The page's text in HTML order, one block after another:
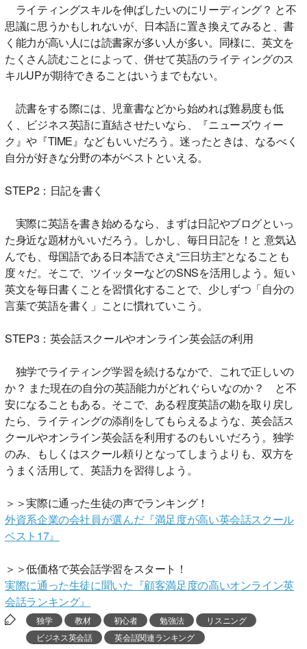
ライティングスキルを伸ばしたいのにリーディング？ と不
思議に思うかもしれないが、日本語に置き換えてみると、書
く能力が高い人には読書家が多い人が多い。同様に、英文を
たくさん読むことによって、併せて英語のライティングのス
キルUPが期待できることはいうまでもない。
読書をする際には、児童書などから始めれば難易度も低
く、ビジネス英語に直結させたいなら、『ニューズウィー
ク』や『TIME』などもいいだろう。迷ったときは、なるべく
自分が好きな分野の本がベストといえる。
STEP2：日記を書く
実際に英語を書き始めるなら、まずは日記やブログといっ
た身近な題材がいいだろう。しかし、毎日日記を！と 意気込
んでも、母国語である日本語でさえ“三日坊主”となることも
度々だ。そこで、ツイッターなどのSNSを活用しよう。短い
英文を毎日書くことを習慣化することで、少しずつ「自分の
言葉で英語を書く」ことに慣れていこう。
STEP3：英会話スクールやオンライン英会話の利用
独学でライティング学習を続けるなかで、これで正しいの
か？ また現在の自分の英語能力がどれぐらいなのか？ と不
安になることもある。そこで、ある程度英語の勘を取り戻し
たら、ライティングの添削をしてもらえるような、英会話ス
クールやオンライン英会話を利用するのもいいだろう。独学
のみ、もしくはスクール頼りとなってしまうよりも、双方を
うまく活用して、英語力を習得しよう。
＞＞実際に通った生徒の声でランキング！
外資系企業の会社員が選んだ『満足度が高い英会話スクール
ベスト17』
＞＞低価格で英会話学習をスタート！
実際に通った生徒に聞いた『顧客満足度の高いオンライン英
会話ランキング』
独学 教材 初心者 勉強法
リスニング
ビジネス英会話
英会話関連ランキング